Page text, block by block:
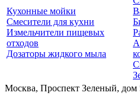
Кухонные мойки
Смесители для кухни
Измельчители пищевых
отходов
Дозаторы жидкого мыла
Москва, Проспект Зеленый, дом